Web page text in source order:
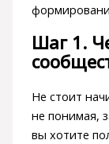
Шаг 1.
Не стоит
не понимая,
вы хотите